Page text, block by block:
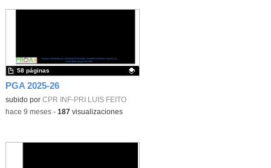
PGA 2025-26
Contenido educativo.
subido por CPR INF-PRI LUIS FEITO
58 páginas
-hace 9 meses- 187visualizaciones